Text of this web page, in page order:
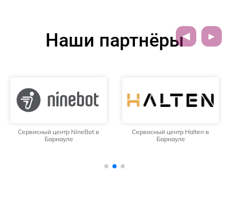
Наши партнёры
Сервисный центр NineBot в
Барнауле
Сервисный центр Halten в
Барнауле